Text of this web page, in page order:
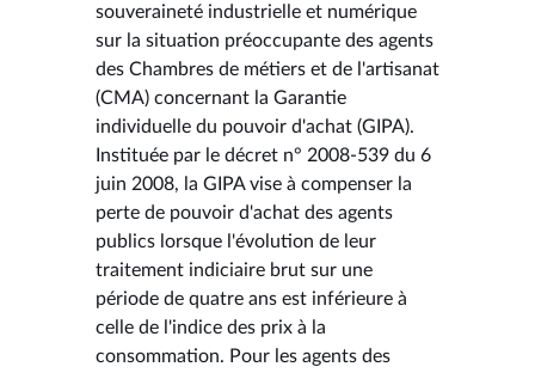
souveraineté industrielle et numérique
sur la situation préoccupante des agents
des Chambres de métiers et de l'artisanat
(CMA) concernant la Garantie
individuelle du pouvoir d'achat (GIPA).
Instituée par le décret n° 2008-539 du 6
juin 2008, la GIPA vise à compenser la
perte de pouvoir d'achat des agents
publics lorsque l'évolution de leur
traitement indiciaire brut sur une
période de quatre ans est inférieure à
celle de l'indice des prix à la
consommation. Pour les agents des